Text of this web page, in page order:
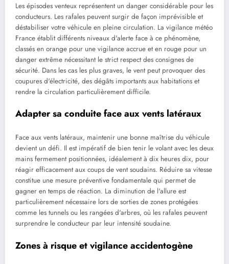
Les épisodes venteux représentent un danger considérable pour les
conducteurs. Les rafales peuvent surgir de façon imprévisible et
déstabiliser votre véhicule en pleine circulation. La vigilance météo
France établit différents niveaux d'alerte face à ce phénomène,
classés en orange pour une vigilance accrue et en rouge pour un
danger extrême nécessitant le strict respect des consignes de
sécurité. Dans les cas les plus graves, le vent peut provoquer des
coupures d'électricité, des dégâts importants aux habitations et
rendre la circulation particulièrement difficile.
Adapter sa conduite face aux vents latéraux
Face aux vents latéraux, maintenir une bonne maîtrise du véhicule
devient un défi. Il est impératif de bien tenir le volant avec les deux
mains fermement positionnées, idéalement à dix heures dix, pour
réagir efficacement aux coups de vent soudains. Réduire sa vitesse
constitue une mesure préventive fondamentale qui permet de
gagner en temps de réaction. La diminution de l'allure est
particulièrement nécessaire lors de sorties de zones protégées
comme les tunnels ou les rangées d'arbres, où les rafales peuvent
surprendre le conducteur par leur intensité soudaine.
Zones à risque et vigilance accidentogène